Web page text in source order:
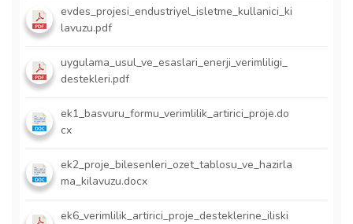
evdes_projesi_endustriyel_isletme_kullanici_ki
lavuzu.pdf
uygulama_usul_ve_esaslari_enerji_verimliligi_
destekleri.pdf
ek1_basvuru_formu_verimlilik_artirici_proje.do
cx
ek2_proje_bilesenleri_ozet_tablosu_ve_hazirla
ma_kilavuzu.docx
ek6_verimlilik_artirici_proje_desteklerine_iliski